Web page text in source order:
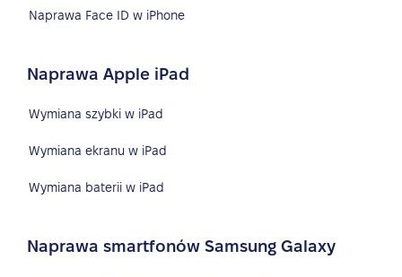
Naprawa Face ID w iPhone
Naprawa Apple iPad
Wymiana szybki w iPad
Wymiana ekranu w iPad
Wymiana baterii w iPad
Naprawa smartfonów Samsung Galaxy